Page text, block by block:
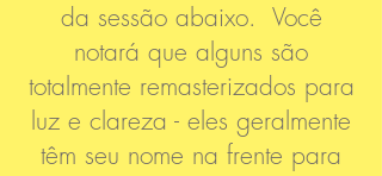
da sessão abaixo. Você
notará que alguns são
totalmente remasterizados para
luz e clareza - eles geralmente
têm seu nome na frente para